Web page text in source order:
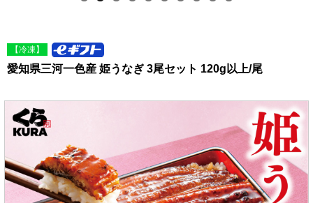
【冷凍】
愛知県三河一色産 姫うなぎ 3尾セット 120g以上/尾